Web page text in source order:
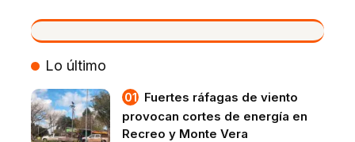
VIVO
Lo último
Fuertes ráfagas de viento
provocan cortes de energía en
Recreo y Monte Vera